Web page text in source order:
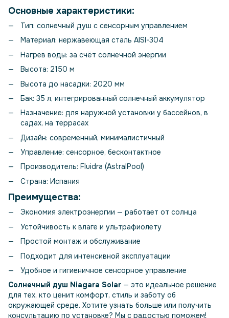
Основные характеристики:
Тип: солнечный душ с сенсорным управлением
Материал: нержавеющая сталь AISI-304
Нагрев воды: за счёт солнечной энергии
Высота: 2150 м
Высота до насадки: 2020 мм
Бак: 35 л, интегрированный солнечный аккумулятор
Назначение: для наружной установки у бассейнов, в
садах, на террасах
Дизайн: современный, минималистичный
Управление: сенсорное, бесконтактное
Производитель: Fluidra (AstralPool)
Страна: Испания
Преимущества:
Экономия электроэнергии — работает от солнца
Устойчивость к влаге и ультрафиолету
Простой монтаж и обслуживание
Подходит для интенсивной эксплуатации
Удобное и гигиеничное сенсорное управление
Солнечный душ Niagara Solar — это идеальное решение
для тех, кто ценит комфорт, стиль и заботу об
окружающей среде. Хотите узнать больше или получить
консультацию по установке? Мы с радостью поможем!